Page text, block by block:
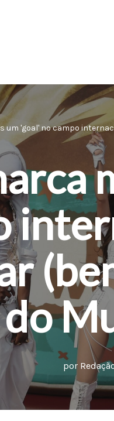
um 'goal' no campo
por